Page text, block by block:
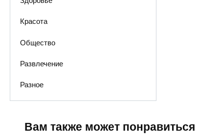
Красота
Общество
Развлечение
Разное
Вам также может понравиться